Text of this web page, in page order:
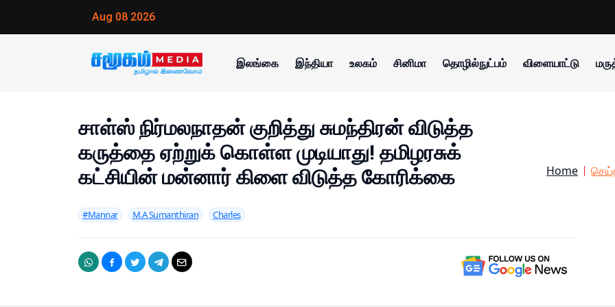
Aug 08 2026
இலங்கை இந்தியா உலகம் சினிமா தொழில்நுட்பம் விளையாட்டு
சாள்ஸ் நிர்மலநாதன் குறித்து சுமந்திரன் விடுத்த
கருத்தை ஏற்றுக் கொள்ள முடியாது! தமிழரசுக்
கட்சியின் மன்னார் கிளை விடுத்த கோரிக்கை
#Mannar M.A Sumanthiran Charles
Home